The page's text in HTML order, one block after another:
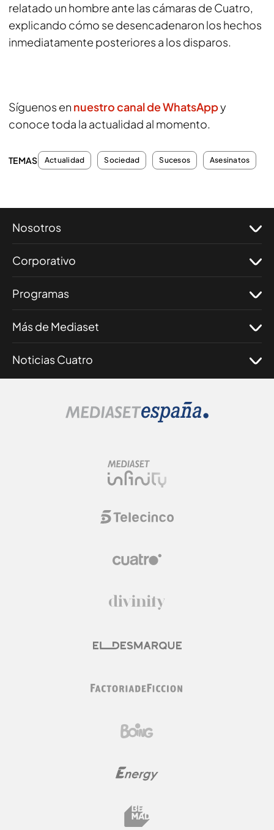
relatado un hombre ante las cámaras de Cuatro,
explicando cómo se desencadenaron los hechos
inmediatamente posteriores a los disparos.
Síguenos en nuestro canal de WhatsAppy
conoce toda la actualidad al momento.
TEMAS Actualidad Sociedad Sucesos Asesinatos
Nosotros
Corporativo
Programas
Más de Mediaset
Noticias Cuatro